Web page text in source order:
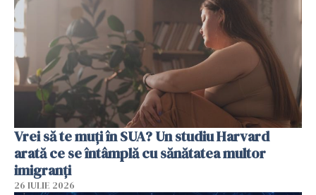
Vrei să te muți în SUA? Un studiu Harvard
arată ce se întâmplă cu sănătatea multor
imigranți
26 IULIE 2026